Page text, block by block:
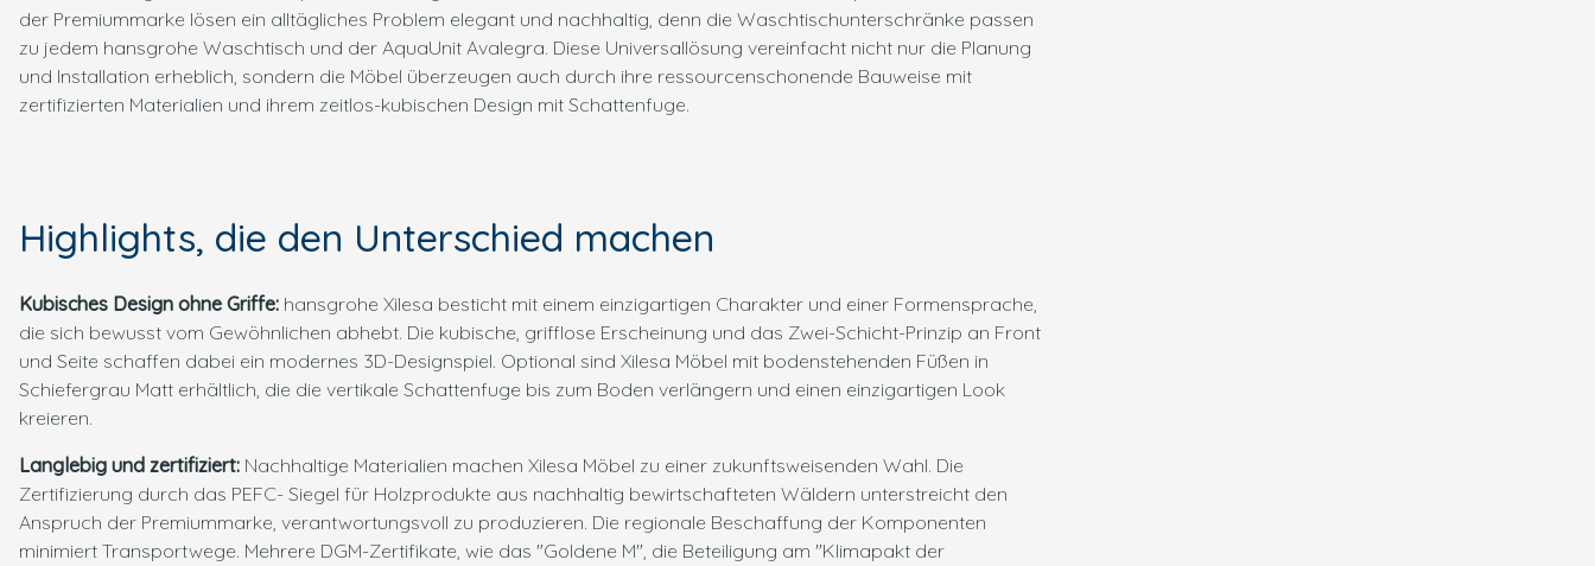
der Premiummarke lösen ein alltägliches Problem elegant und nachhaltig, denn die Waschtischunterschränke passen
zu jedem hansgrohe Waschtisch und der AquaUnit Avalegra. Diese Universallösung vereinfacht nicht nur die Planung
und Installation erheblich, sondern die Möbel überzeugen auch durch ihre ressourcenschonende Bauweise mit
zertifizierten Materialien und ihrem zeitlos-kubischen Design mit Schattenfuge.
Highlights, die den Unterschied machen
Kubisches Design ohne Griffe: hansgrohe Xilesa besticht mit einem einzigartigen Charakter und einer Formensprache,
die sich bewusst vom Gewöhnlichen abhebt. Die kubische, grifflose Erscheinung und das Zwei-Schicht-Prinzip an Front
und Seite schaffen dabei ein modernes 3D-Designspiel. Optional sind Xilesa Möbel mit bodenstehenden Füßen in
Schiefergrau Matt erhältlich, die die vertikale Schattenfuge bis zum Boden verlängern und einen einzigartigen Look
kreieren.
Langlebig und zertifiziert: Nachhaltige Materialien machen Xilesa Möbel zu einer zukunftsweisenden Wahl. Die
Zertifizierung durch das PEFC- Siegel für Holzprodukte aus nachhaltig bewirtschafteten Wäldern unterstreicht den
Anspruch der Premiummarke, verantwortungsvoll zu produzieren. Die regionale Beschaffung der Komponenten
minimiert Transportwege. Mehrere DGM-Zertifikate, wie das "Goldene M", die Beteiligung am "Klimapakt der